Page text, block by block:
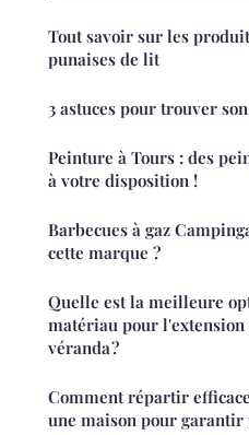
Tout savoir sur les
punaises de lit
3 astuces pour trouver
Peinture à Tours : des
à votre disposition !
Barbecues à gaz
cette marque ?
Quelle est la meilleure
matériau pour l'extension
véranda ?
Comment répartir
une maison pour